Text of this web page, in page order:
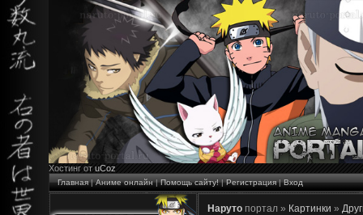
Хостинг от uCoz
Главная|Аниме онлайн|Помощь сайту!|Регистрация|Вход
Наруто портал » Картинки »